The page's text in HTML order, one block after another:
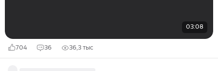
03:08
704 36 36,3 тыс